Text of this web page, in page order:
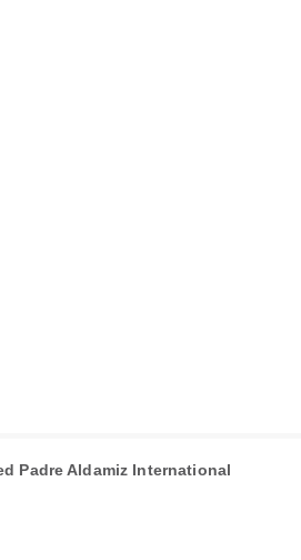
Padre Aldamiz International